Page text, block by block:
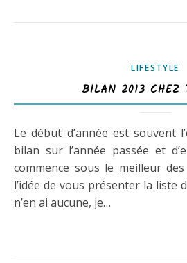
LIFESTYLE
BILAN 2013 CHEZ
Le début d’année est souvent l’occasion de faire un
bilan sur l’année passée et
commence sous le meilleur
l’idée de vous présenter la liste
n’en ai aucune, je…